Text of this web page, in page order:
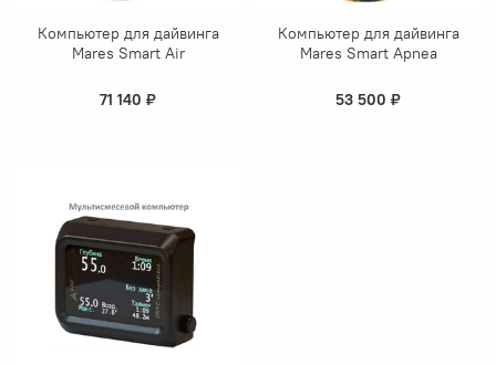
Компьютер для дайвинга
Mares Smart Air
71 140 ₽
Компьютер для дайвинга
Mares Smart Apnea
53 500 ₽